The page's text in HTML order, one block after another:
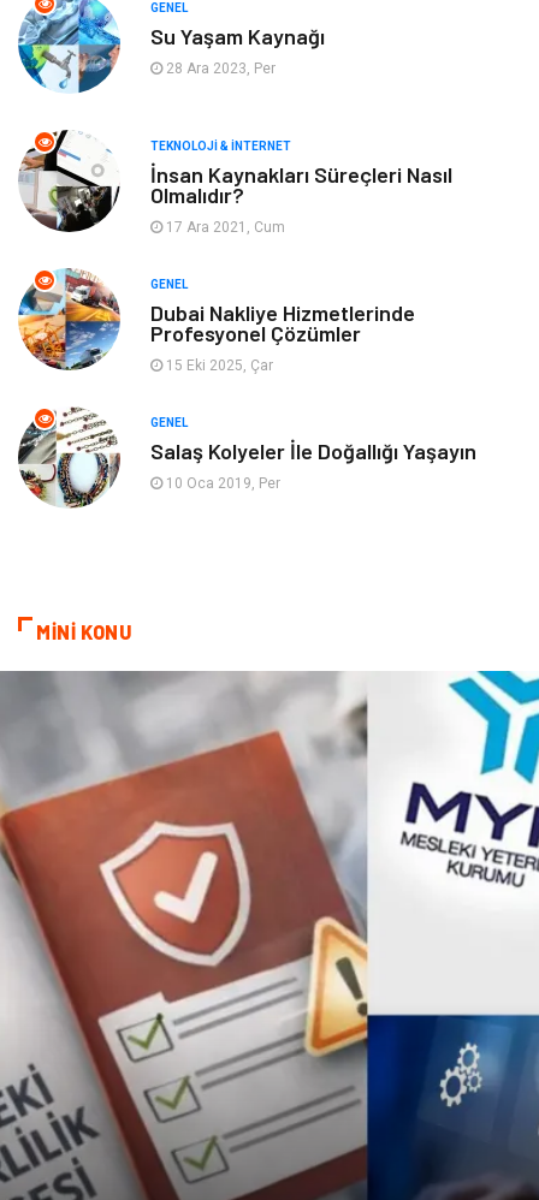
Keyif & Hobi Organizasyon
Gayrimenkul Spor
Finans& Ekonomi Anne & Çocuk
Genel Kültür
Ev İşleri
Mobilya
Astroloji
Yazı Tahtaları
Pet Malzemeleri
GENEL
Su Yaşam Kaynağı
28 Ara 2023, Per
TEKNOLOJI & İNTERNET
İnsan Kaynakları Süreçleri Nasıl
Olmalıdır?
17 Ara 2021, Cum
GENEL
Dubai Nakliye Hizmetlerinde
Profesyonel Çözümler
15 Eki 2025, Çar
GENEL
Salaş Kolyeler İle Doğallığı Yaşayın
10 Oca 2019, Per
MİNİ KONU